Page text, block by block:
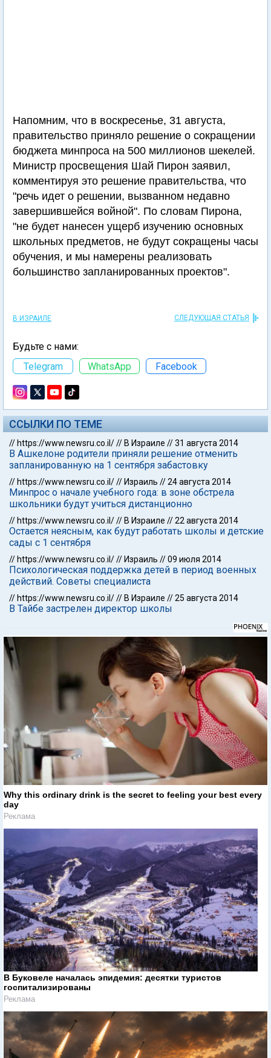
Напомним, что в воскресенье, 31 августа,
правительство приняло решение о сокращении
бюджета минпроса на 500 миллионов шекелей.
Министр просвещения Шай Пирон заявил,
комментируя это решение правительства, что
"речь идет о решении, вызванном недавно
завершившейся войной". По словам Пирона,
"не будет нанесен ущерб изучению основных
школьных предметов, не будут сокращены часы
обучения, и мы намерены реализовать
большинство запланированных проектов".
В ИЗРАИЛЕ СЛЕДУЮЩАЯ СТАТЬЯ
Будьте с нами:
Telegram
WhatsApp Facebook
ССЫЛКИ ПО ТЕМЕ
// https://www.newsru.co.il/// В Израиле //31 августа 2014
В Ашкелоне родители приняли решение отменить
запланированную на 1 сентября забастовку
// https://www.newsru.co.il/// Израиль //24 августа 2014
Минпрос о начале учебного года: в зоне обстрела
школьники будут учиться дистанционно
// https://www.newsru.co.il/// В Израиле //22 августа 2014
Остается неясным, как будут работать школы и детские
сады с 1 сентября
// https://www.newsru.co.il/// Израиль //09 июля 2014
Психологическая поддержка детей в период военных
действий. Советы специалиста
// https://www.newsru.co.il/// В Израиле //25 августа 2014
В Тайбе застрелен директор школы
Why this ordinary drink is the secret to feeling your best every
day
Реклама
В Буковеле началась эпидемия: десятки туристов
госпитализированы
Реклама